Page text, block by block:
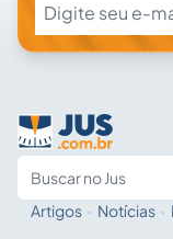
Artigos · Notícias ·